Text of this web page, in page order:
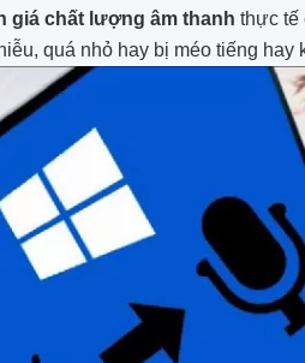
giá chất lượng âm thanh thực tế
quá nhỏ hay bị méo tiếng hay